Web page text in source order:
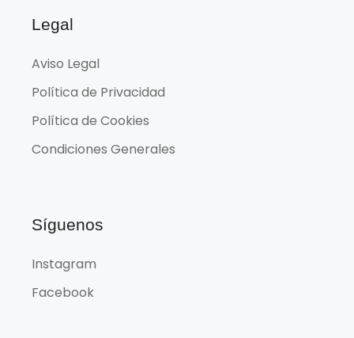
Legal
Aviso Legal
Política de Privacidad
Política de Cookies
Condiciones Generales
Síguenos
Instagram
Facebook